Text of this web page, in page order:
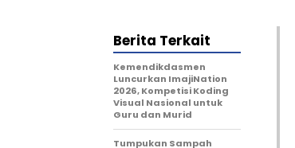
Berita Terkait
Kemendikdasmen
Luncurkan ImajiNation
2026, Kompetisi Koding
Visual Nasional untuk
Guru dan Murid
Tumpukan Sampah